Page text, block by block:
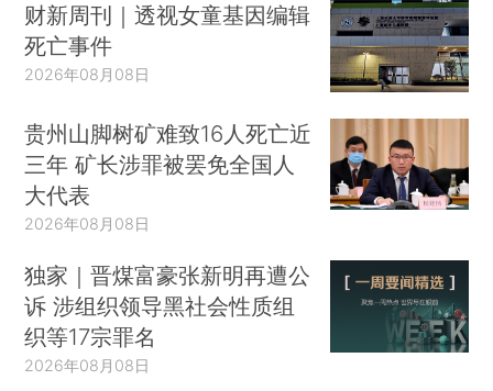
财新周刊｜透视女童基因编辑
死亡事件
2026年08月08日
贵州山脚树矿难致16人死亡近
三年 矿长涉罪被罢免全国人
大代表
2026年08月08日
独家｜晋煤富豪张新明再遭公
诉 涉组织领导黑社会性质组
织等17宗罪名
2026年08月08日